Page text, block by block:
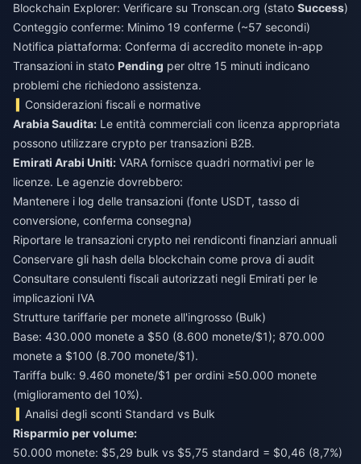
Blockchain Explorer: Verificare su Tronscan.org (stato Success)
Conteggio conferme: Minimo 19 conferme (~57 secondi)
Notifica piattaforma: Conferma di accredito monete in-app
Transazioni in stato Pending per oltre 15 minuti indicano
problemi che richiedono assistenza.
Considerazioni fiscali e normative
Arabia Saudita: Le entità commerciali con licenza appropriata
possono utilizzare crypto per transazioni B2B.
Emirati Arabi Uniti: VARA fornisce quadri normativi per le
licenze. Le agenzie dovrebbero:
Mantenere i log delle transazioni (fonte USDT, tasso di
conversione, conferma consegna)
Riportare le transazioni crypto nei rendiconti finanziari annuali
Conservare gli hash della blockchain come prova di audit
Consultare consulenti fiscali autorizzati negli Emirati per le
implicazioni IVA
Strutture tariffarie per monete all'ingrosso (Bulk)
Base: 430.000 monete a $50 (8.600 monete/$1); 870.000
monete a $100 (8.700 monete/$1).
Tariffa bulk: 9.460 monete/$1 per ordini ≥50.000 monete
(miglioramento del 10%).
Analisi degli sconti Standard vs Bulk
Risparmio per volume:
50.000 monete: $5,29 bulk vs $5,75 standard = $0,46 (8,7%)